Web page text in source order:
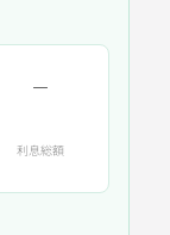
―
利息総額